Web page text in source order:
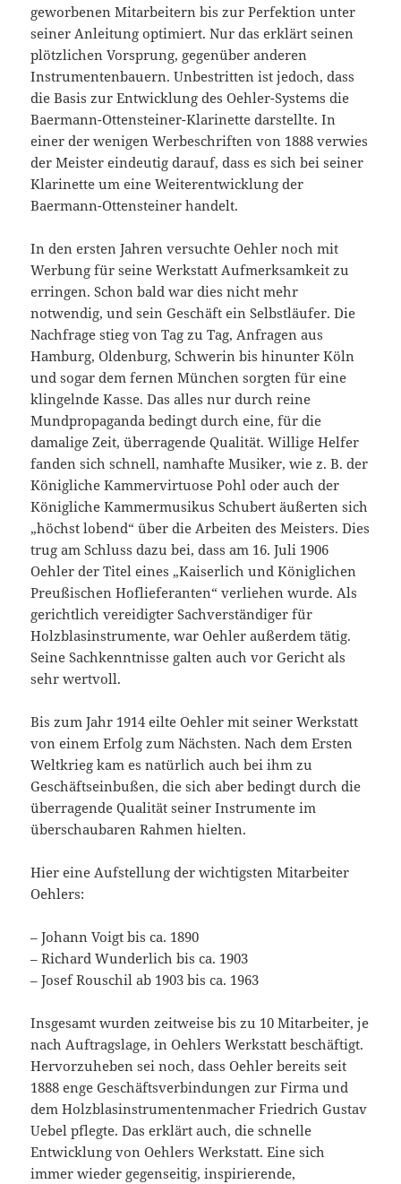
geworbenen Mitarbeitern bis zur Perfektion unter
seiner Anleitung optimiert. Nur das erklärt seinen
plötzlichen Vorsprung, gegenüber anderen
Instrumentenbauern. Unbestritten ist jedoch, dass
die Basis zur Entwicklung des Oehler-Systems die
Baermann-Ottensteiner-Klarinette darstellte. In
einer der wenigen Werbeschriften von 1888 verwies
der Meister eindeutig darauf, dass es sich bei seiner
Klarinette um eine Weiterentwicklung der
Baermann-Ottensteiner handelt.
In den ersten Jahren versuchte Oehler noch mit
Werbung für seine Werkstatt Aufmerksamkeit zu
erringen. Schon bald war dies nicht mehr
notwendig, und sein Geschäft ein Selbstläufer. Die
Nachfrage stieg von Tag zu Tag, Anfragen aus
Hamburg, Oldenburg, Schwerin bis hinunter Köln
und sogar dem fernen München sorgten für eine
klingelnde Kasse. Das alles nur durch reine
Mundpropaganda bedingt durch eine, für die
damalige Zeit, überragende Qualität. Willige Helfer
fanden sich schnell, namhafte Musiker, wie z. B. der
Königliche Kammervirtuose Pohl oder auch der
Königliche Kammermusikus Schubert äußerten sich
„höchst lobend“ über die Arbeiten des Meisters. Dies
trug am Schluss dazu bei, dass am 16. Juli 1906
Oehler der Titel eines „Kaiserlich und Königlichen
Preußischen Hoflieferanten“ verliehen wurde. Als
gerichtlich vereidigter Sachverständiger für
Holzblasinstrumente, war Oehler außerdem tätig.
Seine Sachkenntnisse galten auch vor Gericht als
sehr wertvoll.
Bis zum Jahr 1914 eilte Oehler mit seiner Werkstatt
von einem Erfolg zum Nächsten. Nach dem Ersten
Weltkrieg kam es natürlich auch bei ihm zu
Geschäftseinbußen, die sich aber bedingt durch die
überragende Qualität seiner Instrumente im
überschaubaren Rahmen hielten.
Hier eine Aufstellung der wichtigsten Mitarbeiter
Oehlers:
– Johann Voigt bis ca. 1890
– Richard Wunderlich bis ca. 1903
– Josef Rouschil ab 1903 bis ca. 1963
Insgesamt wurden zeitweise bis zu 10 Mitarbeiter, je
nach Auftragslage, in Oehlers Werkstatt beschäftigt.
Hervorzuheben sei noch, dass Oehler bereits seit
1888 enge Geschäftsverbindungen zur Firma und
dem Holzblasinstrumentenmacher Friedrich Gustav
Uebel pflegte. Das erklärt auch, die schnelle
Entwicklung von Oehlers Werkstatt. Eine sich
immer wieder gegenseitig, inspirierende,